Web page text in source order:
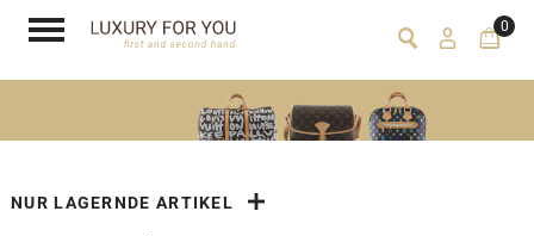
0
NUR LAGERNDE ARTIKEL